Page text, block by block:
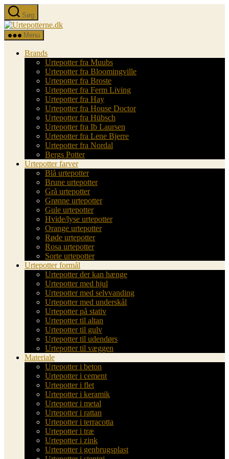
Spring
til
indholdet
Søg
Urtepotterne.dk
Menu
Brands
Urtepotter fra Muubs
Urtepotter fra Bloomingville
Urtepotter fra Broste
Urtepotter fra Ferm Living
Urtepotter fra Hay
Urtepotter fra House Doctor
Urtepotter fra Hübsch
Urtepotter fra Ib Laursen
Urtepotter fra Lene Bjerre
Urtepotter fra Nordal
Bergs Potter
Urtepotter farver
Blå urtepotter
Brune urtepotter
Grå urtepotter
Grønne urtepotter
Gule urtepotter
Hvide/lyse urtepotter
Orange urtepotter
Røde urtepotter
Rosa urtepotter
Sorte urtepotter
Urtepotter formål
Urtepotter der kan hænge
Urtepotter med hjul
Urtepotter med selvvanding
Urtepotter med underskål
Urtepotter på stativ
Urtepotter til altan
Urtepotter til gulv
Urtepotter til udendørs
Urtepotter til væggen
Materiale
Urtepotter i beton
Urtepotter i cement
Urtepotter i flet
Urtepotter i keramik
Urtepotter i metal
Urtepotter i rattan
Urtepotter i terracotta
Urtepotter i træ
Urtepotter i zink
Urtepotter i genbrugsplast